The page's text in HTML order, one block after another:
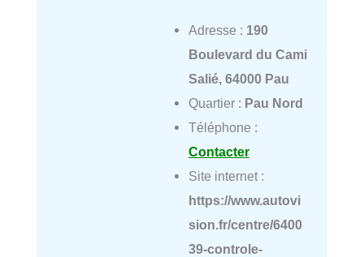
Adresse : 190
Boulevard du Cami
Salié, 64000 Pau
Quartier : Pau Nord
Téléphone :
Contacter
Site internet :
https://www.autovi
sion.fr/centre/6400
39-controle-